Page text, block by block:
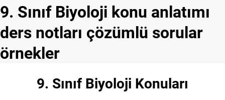
9. Sınıf Biyoloji konu anlatımı
ders notları çözümlü sorular
örnekler
9. Sınıf Biyoloji Konuları